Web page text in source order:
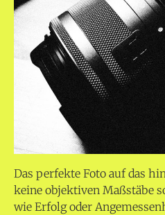
Das perfekte Foto auf das
keine objektiven Maßstäbe
wie Erfolg oder